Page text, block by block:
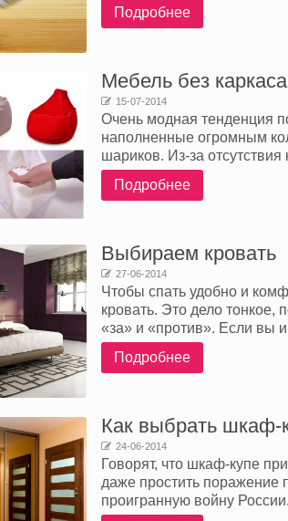
Подробнее
Мебель без
15-07-2014
Очень модная тенденция
наполненные огромным
шариков. Из-за
Подробнее
Выбираем кровать
27-06-2014
Чтобы спать удобно и
кровать. Это дело тонкое,
«за» и «против». Если вы
Подробнее
Как выбрать шкаф-
24-06-2014
Говорят, что шкаф-купе
даже простить поражение
проигранную войну